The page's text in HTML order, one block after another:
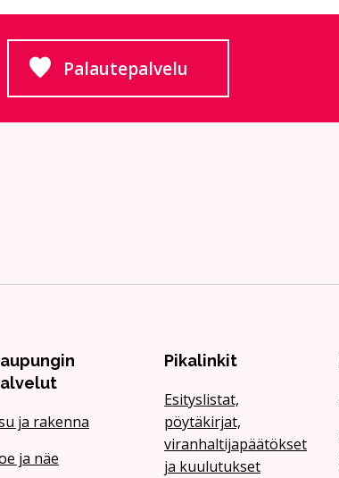
Palautepalvelu
Siirtyy ulkoiselle sivustolle
ja rakenna
ja näe
Pikalinkit
Esityslistat,
pöytäkirjat,
viranhaltijapäätökset
ja kuulutukset